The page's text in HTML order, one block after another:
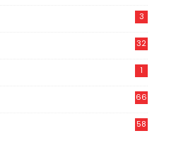
3
32
1
66
58